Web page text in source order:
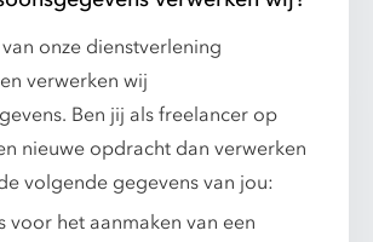
onze dienstverlening
verwerken wij
Ben jij als freelancer op
nieuwe opdracht dan verwerken
volgende gegevens van jou:
voor het aanmaken van een